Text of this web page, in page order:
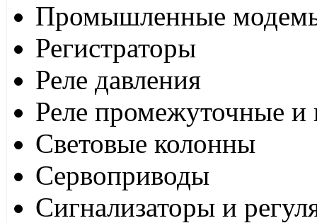
Промышленные
Регистраторы
Реле давления
Реле промежуточные и
Световые колонны
Сервоприводы
Сигнализаторы и